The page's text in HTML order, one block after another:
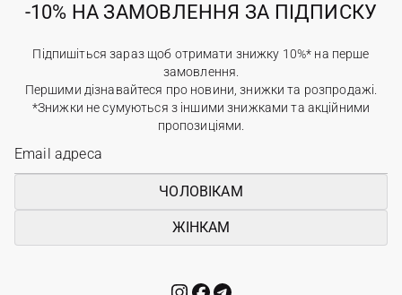
-10% НА ЗАМОВЛЕННЯ ЗА ПІДПИСКУ
Підпишіться зараз щоб отримати знижку 10%* на перше
замовлення.
Першими дізнавайтеся про новини, знижки та розпродажі.
*Знижки не сумуються з іншими знижками та акційними
пропозиціями.
ЧОЛОВІКАМ
ЖІНКАМ